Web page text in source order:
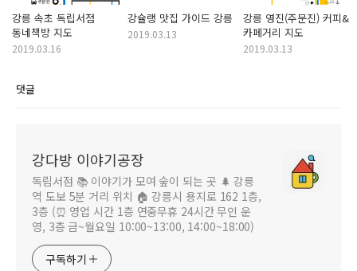
강릉 속초 독립서점
동네책방 지도
2019.03.16
강슐랭 맛집 가이드 강릉
2019.03.13
강릉 영진(주문진) 커피&
카페거리 지도
2019.03.13
댓글
강다방 이야기공장
독립서점 📚 이야기가 모여 숲이 되는 곳 🌲 강릉
역 도보 5분 거리 위치 🏠 강릉시 용지로 162 1층,
3층 (⏰ 영업 시간 1층 연중무휴 24시간 무인 운
영, 3층 금~월요일 10:00~13:00, 14:00~18:00)
구독하기